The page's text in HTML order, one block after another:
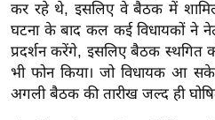
यं
ग
इं
डि
या
कर रहे थे, इसलिए वे बैठक में
घटना के बाद कल कई विधायकों ने
प्रदर्शन करेंगे, इसलिए बैठक स्थगित
भी फोन किया। जो विधायक आ
अगली बैठक की तारीख जल्द ही